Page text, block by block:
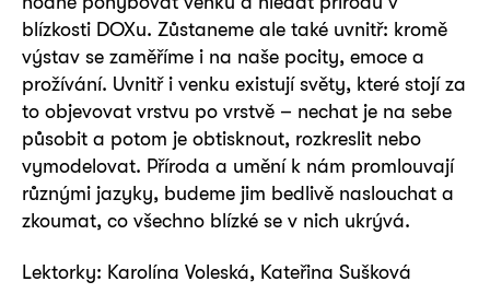
blízkosti DOXu. Zůstaneme ale také uvnitř: kromě
výstav se zaměříme i na naše pocity, emoce a
prožívání. Uvnitř i venku existují světy, které stojí za
to objevovat vrstvu po vrstvě – nechat je na sebe
působit a potom je obtisknout, rozkreslit nebo
vymodelovat. Příroda a umění k nám promlouvají
různými jazyky, budeme jim bedlivě naslouchat a
zkoumat, co všechno blízké se v nich ukrývá.
Lektorky: Karolína Voleská, Kateřina Sušková